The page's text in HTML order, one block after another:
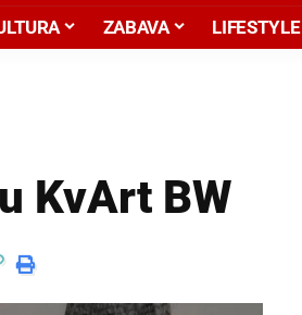
ZABAVA LIFESTYLE
KvArt BW